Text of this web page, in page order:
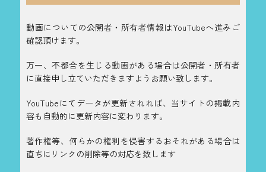
動画についての公開者・所有者情報はYouTubeへ進みご
確認頂けます。
万一、不都合を生じる動画がある場合は公開者・所有者
に直接申し立ていただきますようお願い致します。
YouTubeにてデータが更新されれば、当サイトの掲載内
容も自動的に更新内容に変わります。
著作権等、何らかの権利を侵害するおそれがある場合は
直ちにリンクの削除等の対応を致します